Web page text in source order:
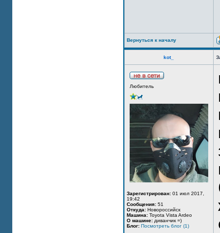
Вернуться к началу
kot_
Любитель
Зарегистрирован: 01 июл 2017,
19:42
Сообщения: 51
Откуда: Новороссийск
Машина: Toyota Vista Ardeo
О машине: диванчик =)
Блог: Посмотреть блог (1)